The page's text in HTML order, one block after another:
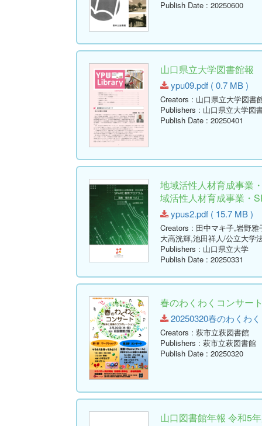
Publish Date : 20250600
山口県立大学図書館報
ypu09.pdf ( 0.7 MB )
Creators : 山口県立大学図書
Publishers : 山口県立大学図
Publish Date : 20250401
地域活性人材育成事業
域活性人材育成事業・
ypus2.pdf ( 15.7 MB )
Creators : 田中マキ子,岩野
大高洸輝,池田祥人/公立大
Publishers : 山口県立大学
Publish Date : 20250331
春のわくわくコンサー
20250320春のわくわ
Creators : 萩市立萩図書館
Publishers : 萩市立萩図書館
Publish Date : 20250320
山口図書館年報 令和5